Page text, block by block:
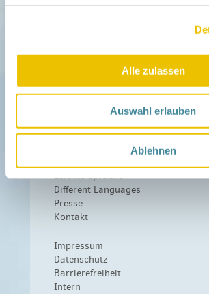
Alle zulassen
Auswahl erlauben
Ablehnen
Netzwerk
Fördern
Träger und Förderer
Förderer werden / Spenden
Leichte Sprache
Different Languages
Presse
Kontakt
Impressum
Datenschutz
Barrierefreiheit
Intern